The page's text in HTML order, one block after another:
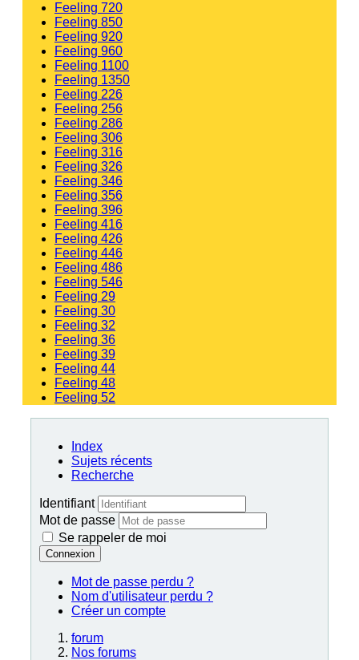
Feeling 720
Feeling 850
Feeling 920
Feeling 960
Feeling 1100
Feeling 1350
Feeling 226
Feeling 256
Feeling 286
Feeling 306
Feeling 316
Feeling 326
Feeling 346
Feeling 356
Feeling 396
Feeling 416
Feeling 426
Feeling 446
Feeling 486
Feeling 546
Feeling 29
Feeling 30
Feeling 32
Feeling 36
Feeling 39
Feeling 44
Feeling 48
Feeling 52
Index
Sujets récents
Recherche
Identifiant
Mot de passe
Se rappeler de moi
Connexion
Mot de passe perdu ?
Nom d'utilisateur perdu ?
Créer un compte
forum
Nos forums